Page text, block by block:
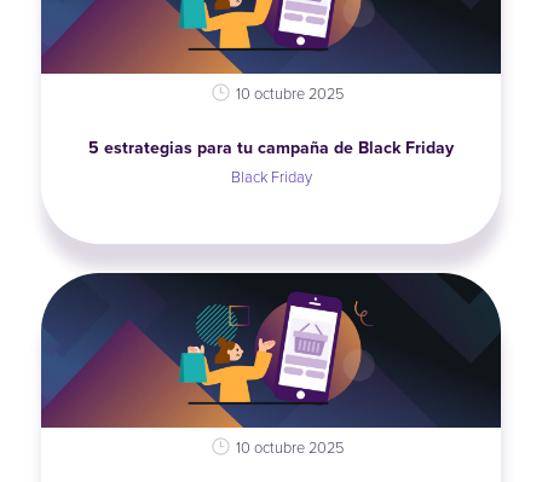
10 octubre 2025
5 estrategias para tu campaña de Black Friday
Black Friday
10 octubre 2025